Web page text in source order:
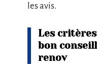
les avis.
Les
bon
renov